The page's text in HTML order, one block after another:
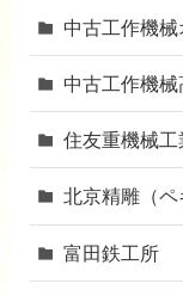
中古工作機械
中古工作機械
住友重機械工
北京精雕（ペ
富田鉄工所